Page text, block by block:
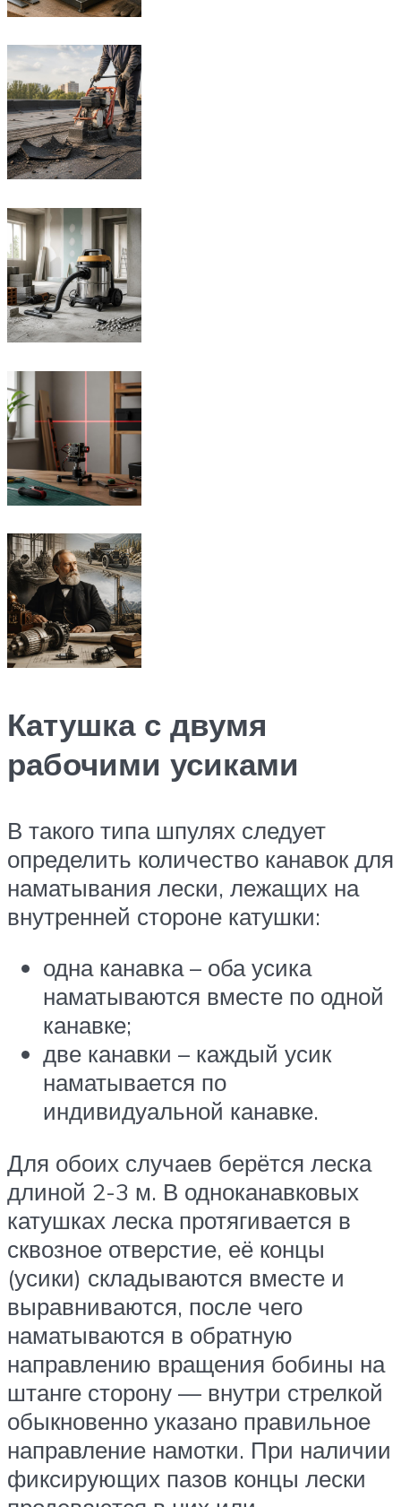
Катушка с двумя
рабочими усиками
В такого типа шпулях следует
определить количество канавок для
наматывания лески, лежащих на
внутренней стороне катушки:
одна канавка – оба усика
наматываются вместе по одной
канавке;
две канавки – каждый усик
наматывается по
индивидуальной канавке.
Для обоих случаев берётся леска
длиной 2-3 м. В одноканавковых
катушках леска протягивается в
сквозное отверстие, её концы
(усики) складываются вместе и
выравниваются, после чего
наматываются в обратную
направлению вращения бобины на
штанге сторону — внутри стрелкой
обыкновенно указано правильное
направление намотки. При наличии
фиксирующих пазов концы лески